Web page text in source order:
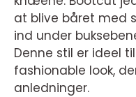
at blive båret med
ind under
Denne stil er ideel
fashionable look,
anledninger.